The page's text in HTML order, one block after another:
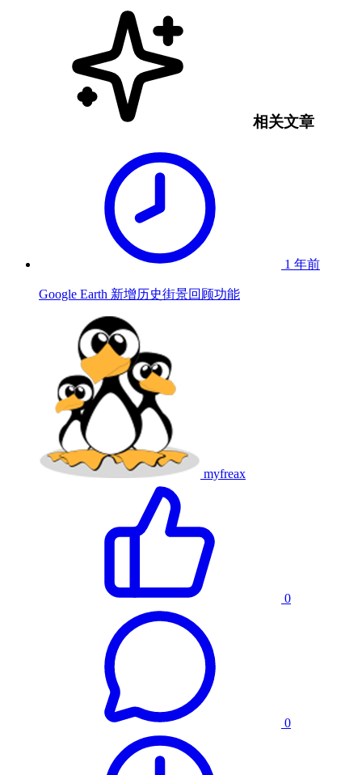
相关文章
1 年前
Google Earth 新增历史街景回顾功能
myfreax
0
0